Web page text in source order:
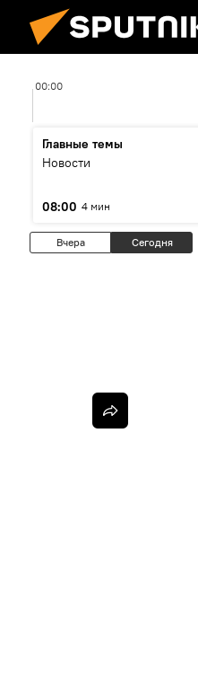
00:00
Главные темы
Новости
08:00 4 мин
Вчера Сегодня